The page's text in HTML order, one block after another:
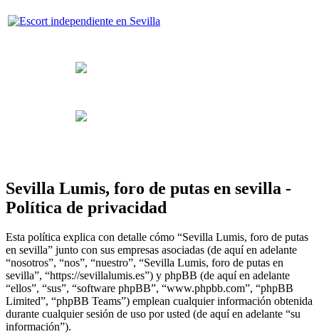
Sevilla Lumis, foro de putas en sevilla -
Política de privacidad
Esta política explica con detalle cómo “Sevilla Lumis, foro de putas
en sevilla” junto con sus empresas asociadas (de aquí en adelante
“nosotros”, “nos”, “nuestro”, “Sevilla Lumis, foro de putas en
sevilla”, “https://sevillalumis.es”) y phpBB (de aquí en adelante
“ellos”, “sus”, “software phpBB”, “www.phpbb.com”, “phpBB
Limited”, “phpBB Teams”) emplean cualquier información obtenida
durante cualquier sesión de uso por usted (de aquí en adelante “su
información”).